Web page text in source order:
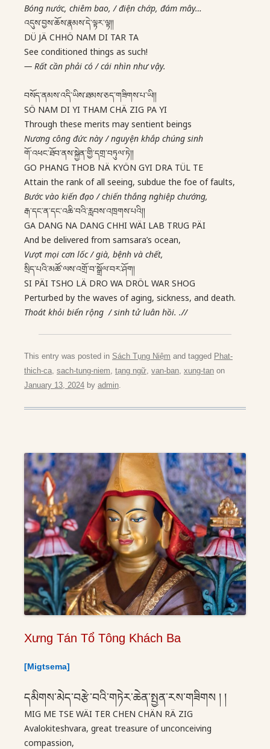
Bóng nước, chiêm bao, / điện chớp, đám mây…
འདུས་བྱས་ཆོས་རྣམས་དེ་ལྟར་ལྟ།།
DÜ JÄ CHHÖ NAM DI TAR TA
See conditioned things as such!
— Rất cần phải có / cái nhìn như vậy.
བསོད་ནམས་འདི་ཡིས་ཐམས་ཅད་གཟིགས་པ་ཡི།།
SÖ NAM DI YI THAM CHÄ ZIG PA YI
Through these merits may sentient beings
Nương công đức này / nguyện khắp chúng sinh
གོ་འཕང་ཐོབ་ནས་སྐྱེན་གྱི་དགྲ་བཏུལ་ཏེ།།
GO PHANG THOB NÄ KYÖN GYI DRA TÜL TE
Attain the rank of all seeing, subdue the foe of faults,
Bước vào kiến đạo / chiến thắng nghiệp chướng,
རྒ་དང་ན་དང་འཆི་བའི་རླབས་འཁྲགས་པའི།།
GA DANG NA DANG CHHI WÄI LAB TRUG PÄI
And be delivered from samsara’s ocean,
Vượt mọi cơn lốc / già, bệnh và chết,
སྲིད་པའི་མཚོ་ལས་འགྲོ་བ་སྒྲོལ་བར་ཤོག།
SI PÄI TSHO LÄ DRO WA DRÖL WAR SHOG
Perturbed by the waves of aging, sickness, and death.
Thoát khỏi biển rộng / sinh tử luân hồi. .//
This entry was posted in Sách Tụng Niệm and tagged Phat-
thich-ca sach-tung-niem tạng ngữ van-ban xung-tan on
January 13, 2024 by admin
Xưng Tán Tổ Tông Khách Ba
[Migtsema]
དམིགས་མེད་བརྩེ་བའི་གཏེར་ཆེན་སྤྱན་རས་གཟིགས ། །
MIG ME TSE WÄI TER CHEN CHÄN RÄ ZIG
Avalokiteshvara, great treasure of unconceiving
compassion,